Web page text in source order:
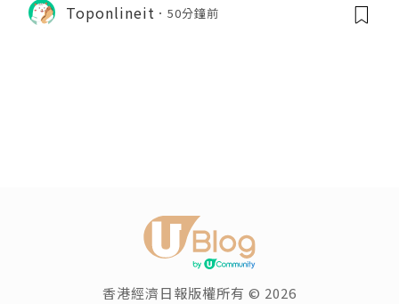
Toponlineit 50分鐘前
香港經濟日報版權所有 © 2026